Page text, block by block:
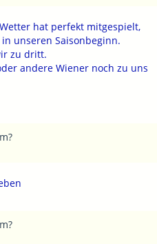
hat perfekt mitgespielt,
unseren Saisonbeginn.
zu dritt.
andere Wiener noch zu uns